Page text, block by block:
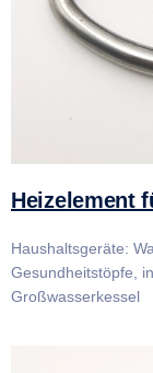
Heizelement
Haushaltsgeräte:
Gesundheitstöpfe,
Großwasserkessel